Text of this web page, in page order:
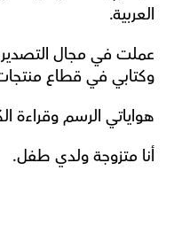
العربية.
وكتابي في قطاع
هواياتي الرسم وقراءة
أنا متزوجة ولدي طفل.